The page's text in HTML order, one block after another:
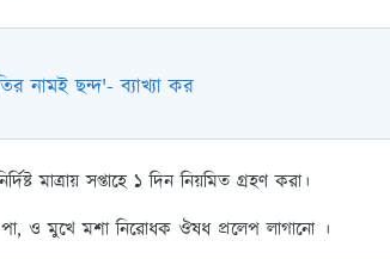
নামই ছন্দ'- ব্যাখ্যা কর
মাত্রায় সপ্তাহে ১ দিন নিয়মিত গ্রহণ করা।
ও মুখে মশা নিরোধক ঔষধ প্রলেপ লাগানো ।